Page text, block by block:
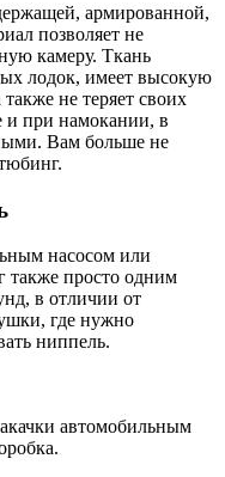
армированной,
позволяет не
камеру. Ткань
лодок, имеет высокую
не теряет своих
и при намокании, в
Вам больше не
насосом или
также просто одним
в отличии от
где нужно
ниппель.
автомобильным